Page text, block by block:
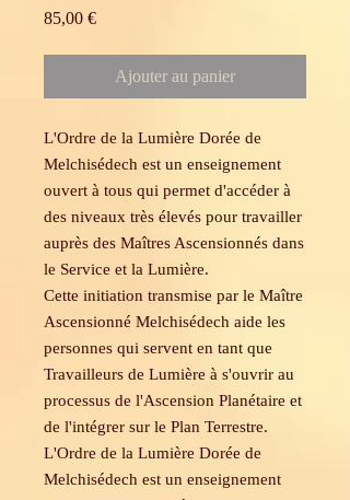
85,00 €Prix
Ajouter au panier
L'Ordre de la Lumière Dorée de
Melchisédech est un enseignement
ouvert à tous qui permet d'accéder à
des niveaux très élevés pour travailler
auprès des Maîtres Ascensionnés dans
le Service et la Lumière.
Cette initiation transmise par le Maître
Ascensionné Melchisédech aide les
personnes qui servent en tant que
Travailleurs de Lumière à s'ouvrir au
processus de l'Ascension Planétaire et
de l'intégrer sur le Plan Terrestre.
L'Ordre de la Lumière Dorée de
Melchisédech est un enseignement